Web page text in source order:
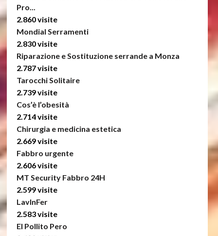
Pro...
2.860 visite
Mondial Serramenti
2.830 visite
Riparazione e Sostituzione serrande a Monza
2.787 visite
Tarocchi Solitaire
2.739 visite
Cos’è l’obesità
2.714 visite
Chirurgia e medicina estetica
2.669 visite
Fabbro urgente
2.606 visite
MT Security Fabbro 24H
2.599 visite
LavInFer
2.583 visite
El Pollito Pero